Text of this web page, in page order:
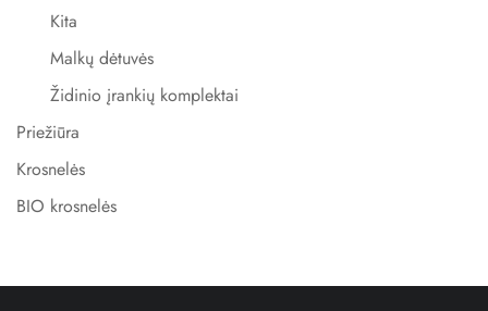
Kita
Malkų dėtuvės
Židinio įrankių komplektai
Priežiūra
Krosnelės
BIO krosnelės